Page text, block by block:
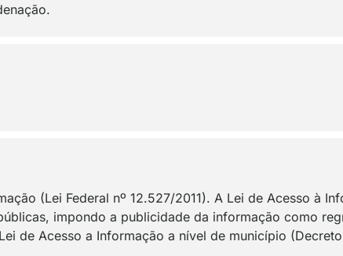
(Lei Federal nº 12.527/2011). A Lei de Acesso à
impondo a publicidade da informação como
de Acesso a Informação a nível de município